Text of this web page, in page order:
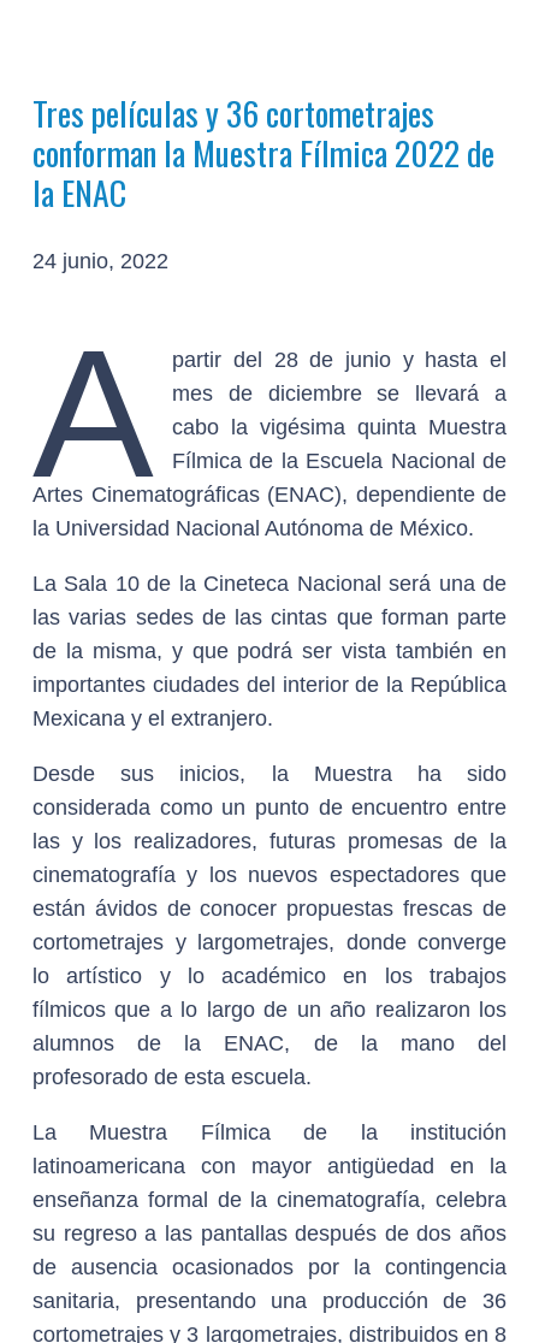
Tres películas y 36 cortometrajes
conforman la Muestra Fílmica 2022 de
la ENAC
24 junio, 2022
A
partir del 28 de junio y hasta el
mes de diciembre se llevará a
cabo la vigésima quinta Muestra
Fílmica de la Escuela Nacional de
Artes Cinematográficas (ENAC), dependiente de
la Universidad Nacional Autónoma de México.
La Sala 10 de la Cineteca Nacional será una de
las varias sedes de las cintas que forman parte
de la misma, y que podrá ser vista también en
importantes ciudades del interior de la República
Mexicana y el extranjero.
Desde sus inicios, la Muestra ha sido
considerada como un punto de encuentro entre
las y los realizadores, futuras promesas de la
cinematografía y los nuevos espectadores que
están ávidos de conocer propuestas frescas de
cortometrajes y largometrajes, donde converge
lo artístico y lo académico en los trabajos
fílmicos que a lo largo de un año realizaron los
alumnos de la ENAC, de la mano del
profesorado de esta escuela.
La Muestra Fílmica de la institución
latinoamericana con mayor antigüedad en la
enseñanza formal de la cinematografía, celebra
su regreso a las pantallas después de dos años
de ausencia ocasionados por la contingencia
sanitaria, presentando una producción de 36
cortometrajes y 3 largometrajes, distribuidos en 8